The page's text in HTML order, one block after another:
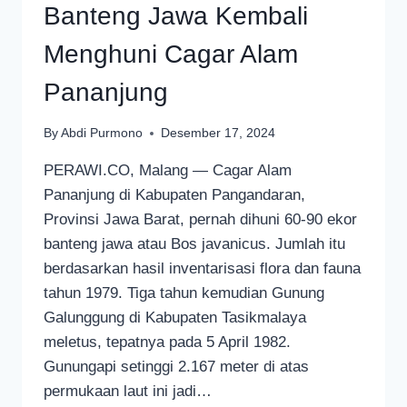
Banteng Jawa Kembali
Menghuni Cagar Alam
Pananjung
By Abdi Purmono Desember 17, 2024
PERAWI.CO, Malang — Cagar Alam
Pananjung di Kabupaten Pangandaran,
Provinsi Jawa Barat, pernah dihuni 60-90 ekor
banteng jawa atau Bos javanicus. Jumlah itu
berdasarkan hasil inventarisasi flora dan fauna
tahun 1979. Tiga tahun kemudian Gunung
Galunggung di Kabupaten Tasikmalaya
meletus, tepatnya pada 5 April 1982.
Gunungapi setinggi 2.167 meter di atas
permukaan laut ini jadi…